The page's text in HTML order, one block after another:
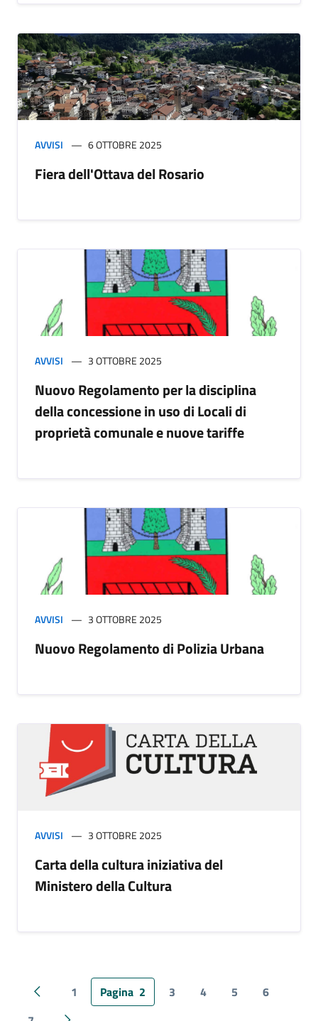
AVVISI 6 OTTOBRE 2025
Fiera dell'Ottava del Rosario
AVVISI 3 OTTOBRE 2025
Nuovo Regolamento per la disciplina
della concessione in uso di Locali di
proprietà comunale e nuove tariffe
AVVISI 3 OTTOBRE 2025
Nuovo Regolamento di Polizia Urbana
AVVISI 3 OTTOBRE 2025
Carta della cultura iniziativa del
Ministero della Cultura
Pagina precedente
1 Pagina 2 3 4 5
6